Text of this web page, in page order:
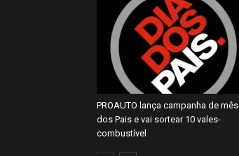
PROAUTO lança campanha de mês
dos Pais e vai sortear 10 vales-
combustível